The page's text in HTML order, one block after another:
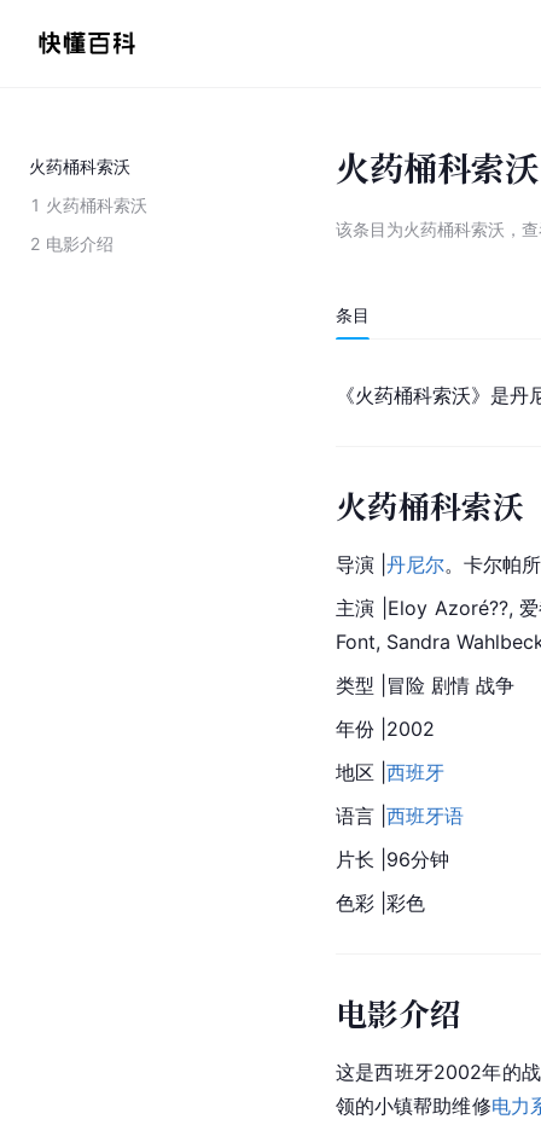
火药桶科索沃
1 火药桶科索沃
2 电影介绍
火药桶科索沃
该条目为火药桶科索沃 ，
条目
《火药桶科索沃》是
火药桶科索沃
导演 | 丹尼尔。卡尔帕
主演 |Eloy Azoré??,
Font, Sandra
类型 |冒险 剧情 战争
年份 |2002
地区 | 西班牙
语言 | 西班牙语
片长 |96分钟
色彩 |彩色
电影介绍
这是西班牙2002年的
领的小镇帮助维修电力